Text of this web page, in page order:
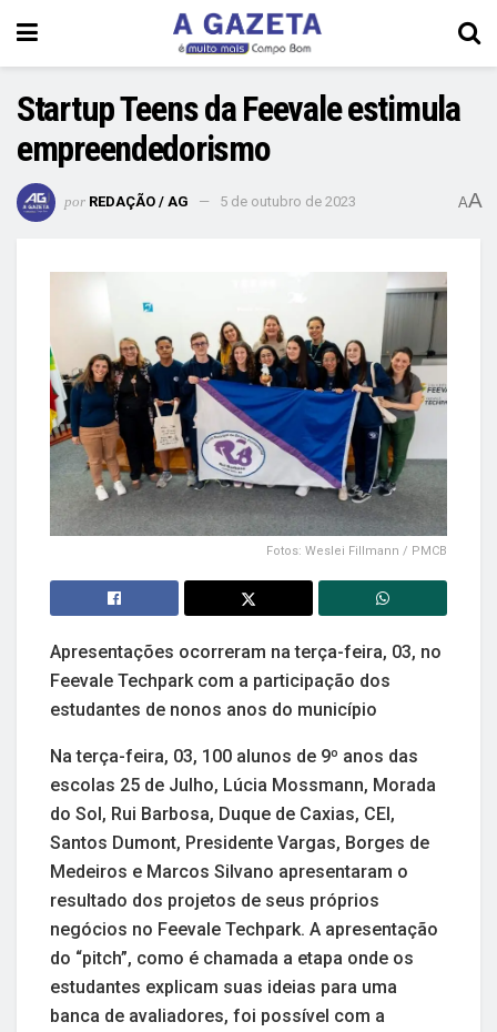
Startup Teens da Feevale estimula
empreendedorismo
por REDAÇÃO / AG 5 de outubro de 2023 AA
Fotos: Weslei Fillmann / PMCB
Apresentações ocorreram na terça-feira, 03, no
Feevale Techpark com a participação dos
estudantes de nonos anos do município
Na terça-feira, 03, 100 alunos de 9º anos das
escolas 25 de Julho, Lúcia Mossmann, Morada
do Sol, Rui Barbosa, Duque de Caxias, CEI,
Santos Dumont, Presidente Vargas, Borges de
Medeiros e Marcos Silvano apresentaram o
resultado dos projetos de seus próprios
negócios no Feevale Techpark. A apresentação
do “pitch”, como é chamada a etapa onde os
estudantes explicam suas ideias para uma
banca de avaliadores, foi possível com a